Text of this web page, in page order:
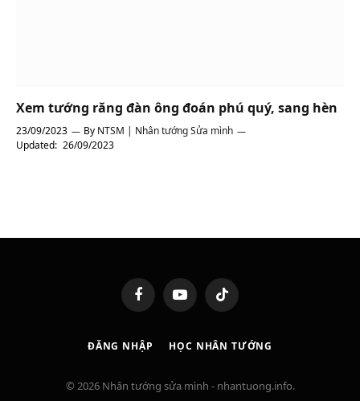
Xem tướng răng đàn ông đoán phú quý, sang hèn
23/09/2023 By NTSM | Nhân tướng Sửa mình
Updated: 26/09/2023
FacebookYouTubeTikTok
ĐĂNG NHẬP HỌC NHÂN TƯỚNG
© 2026 Nhân tướng sửa mình - nhantuong.info.